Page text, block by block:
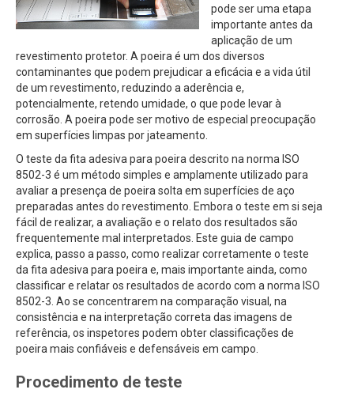
pode ser uma etapa
importante antes da
aplicação de um
revestimento protetor. A poeira é um dos diversos
contaminantes que podem prejudicar a eficácia e a vida útil
de um revestimento, reduzindo a aderência e,
potencialmente, retendo umidade, o que pode levar à
corrosão. A poeira pode ser motivo de especial preocupação
em superfícies limpas por jateamento.
O teste da fita adesiva para poeira descrito na norma ISO
8502-3 é um método simples e amplamente utilizado para
avaliar a presença de poeira solta em superfícies de aço
preparadas antes do revestimento. Embora o teste em si seja
fácil de realizar, a avaliação e o relato dos resultados são
frequentemente mal interpretados. Este guia de campo
explica, passo a passo, como realizar corretamente o teste
da fita adesiva para poeira e, mais importante ainda, como
classificar e relatar os resultados de acordo com a norma ISO
8502-3. Ao se concentrarem na comparação visual, na
consistência e na interpretação correta das imagens de
referência, os inspetores podem obter classificações de
poeira mais confiáveis e defensáveis em campo.
Procedimento de teste